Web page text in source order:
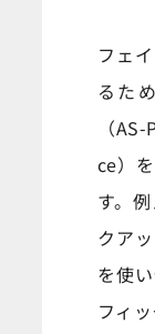
フェ
るた
（
ce）
す。
クア
を使
フィ